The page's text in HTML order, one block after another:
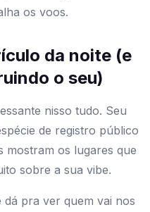
os voos.
da noite (e
o seu)
nisso tudo. Seu
de registro público
mostram os lugares que
sobre a sua vibe.
pra ver quem vai nos